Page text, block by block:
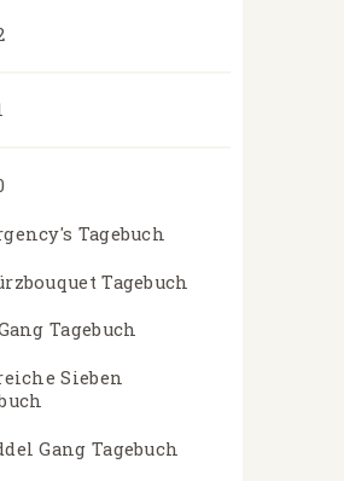
Tagebuch
Tagebuch
Tagebuch
Sieben
Gang Tagebuch